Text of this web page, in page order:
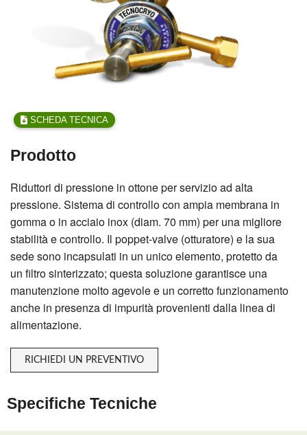
SCHEDA TECNICA
Prodotto
Riduttori di pressione in ottone per servizio ad alta
pressione. Sistema di controllo con ampia membrana in
gomma o in acciaio inox (diam. 70 mm) per una migliore
stabilità e controllo. Il poppet-valve (otturatore) e la sua
sede sono incapsulati in un unico elemento, protetto da
un filtro sinterizzato; questa soluzione garantisce una
manutenzione molto agevole e un corretto funzionamento
anche in presenza di impurità provenienti dalla linea di
alimentazione.
RICHIEDI UN PREVENTIVO
Specifiche Tecniche